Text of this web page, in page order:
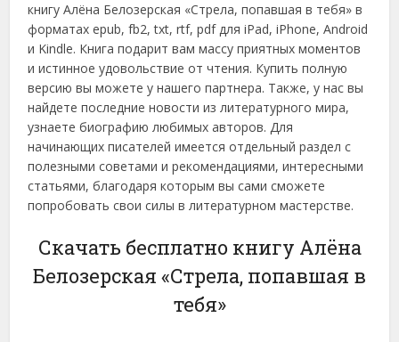
книгу Алёна Белозерская «Стрела, попавшая в тебя» в
форматах epub, fb2, txt, rtf, pdf для iPad, iPhone, Android
и Kindle. Книга подарит вам массу приятных моментов
и истинное удовольствие от чтения. Купить полную
версию вы можете у нашего партнера. Также, у нас вы
найдете последние новости из литературного мира,
узнаете биографию любимых авторов. Для
начинающих писателей имеется отдельный раздел с
полезными советами и рекомендациями, интересными
статьями, благодаря которым вы сами сможете
попробовать свои силы в литературном мастерстве.
Скачать бесплатно книгу Алёна
Белозерская «Стрела, попавшая в
тебя»